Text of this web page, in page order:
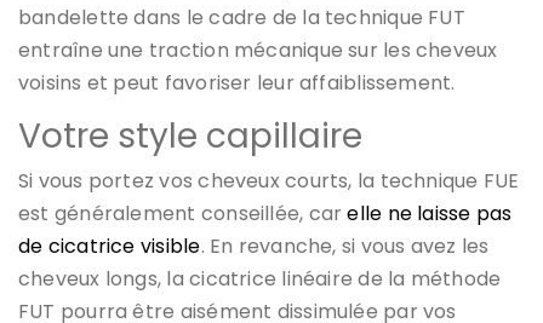
bandelette dans le cadre de la technique FUT
entraîne une traction mécanique sur les cheveux
voisins et peut favoriser leur affaiblissement.
Votre style capillaire
Si vous portez vos cheveux courts, la technique FUE
est généralement conseillée, carelle ne laisse pas
de cicatrice visible. En revanche, si vous avez les
cheveux longs, la cicatrice linéaire de la méthode
FUT pourra être aisément dissimulée par vos